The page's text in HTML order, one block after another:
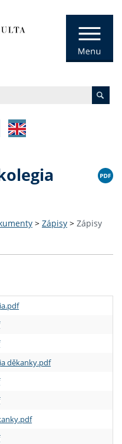
> Zápisy > Zápisy
děkanky.pdf